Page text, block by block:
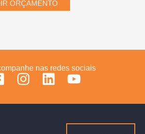
ORÇAMENTO
nas redes sociais